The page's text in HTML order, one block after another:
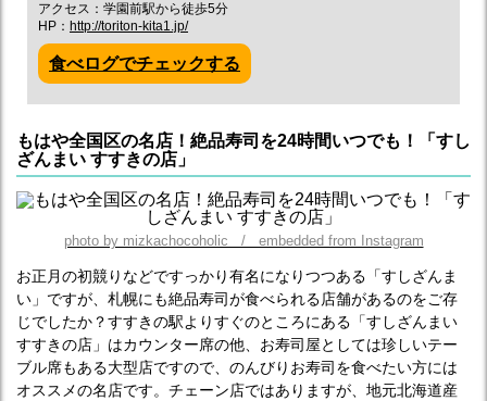
アクセス：学園前駅から徒歩5分
HP： http://toriton-kita1.jp/
食べログでチェックする
もはや全国区の名店！絶品寿司を24時間いつでも！「すし
ざんまい すすきの店」
photo by mizkachocoholic / embedded from Instagram
お正月の初競りなどですっかり有名になりつつある「すしざんま
い」ですが、札幌にも絶品寿司が食べられる店舗があるのをご存
じでしたか？すすきの駅よりすぐのところにある「すしざんまい
すすきの店」はカウンター席の他、お寿司屋としては珍しいテー
ブル席もある大型店ですので、のんびりお寿司を食べたい方には
オススメの名店です。チェーン店ではありますが、地元北海道産